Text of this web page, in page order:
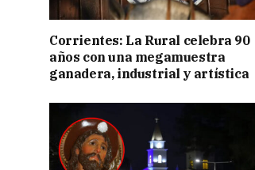
Corrientes: La Rural celebra 90
años con una megamuestra
ganadera, industrial y artística